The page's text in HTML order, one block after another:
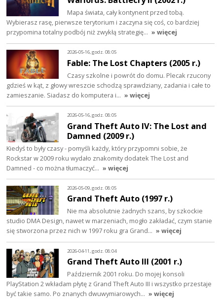
Mapa świata, cały kontynent przed tobą.
Wybierasz rasę, pierwsze terytorium i zaczyna się coś, co bardziej
przypomina totalny podbój niż zwykłą strategię… » więcej
2026-05-16, godz. 08:05
Fable: The Lost Chapters (2005 r.)
Czasy szkolne i powrót do domu. Plecak rzucony
gdzieś w kąt, z głowy wreszcie schodzą sprawdziany, zadania i całe to
zamieszanie. Siadasz do komputera i… » więcej
2026-05-16, godz. 08:05
Grand Theft Auto IV: The Lost and
Damned (2009 r.)
Kiedyś to były czasy - pomyśli każdy, który przypomni sobie, że
Rockstar w 2009 roku wydało znakomity dodatek The Lost and
Damned - co można tłumaczyć… » więcej
2026-05-09, godz. 08:05
Grand Theft Auto (1997 r.)
Nie ma absolutnie żadnych szans, by szkockie
studio DMA Design, nawet w marzeniach, mogło zakładać, czym stanie
się stworzona przez nich w 1997 roku gra Grand… » więcej
2026-04-11, godz. 08:04
Grand Theft Auto III (2001 r.)
Październik 2001 roku. Do mojej konsoli
PlayStation 2 wkładam płytę z Grand Theft Auto III i wszystko przestaje
być takie samo. Po znanych dwuwymiarowych… » więcej